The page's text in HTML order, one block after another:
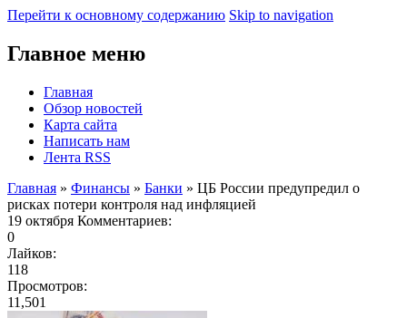
Перейти к основному содержанию Skip to navigation
Главное меню
Главная
Обзор новостей
Карта сайта
Написать нам
Лента RSS
Главная » Финансы » Банки » ЦБ России предупредил о
рисках потери контроля над инфляцией
19 октября Комментариев:
0
Лайков:
118
Просмотров:
11,501